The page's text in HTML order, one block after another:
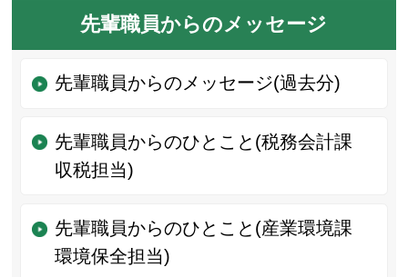
先輩職員からのメッセージ
先輩職員からのメッセージ(過去分)
先輩職員からのひとこと(税務会計課
収税担当)
先輩職員からのひとこと(産業環境課
環境保全担当)